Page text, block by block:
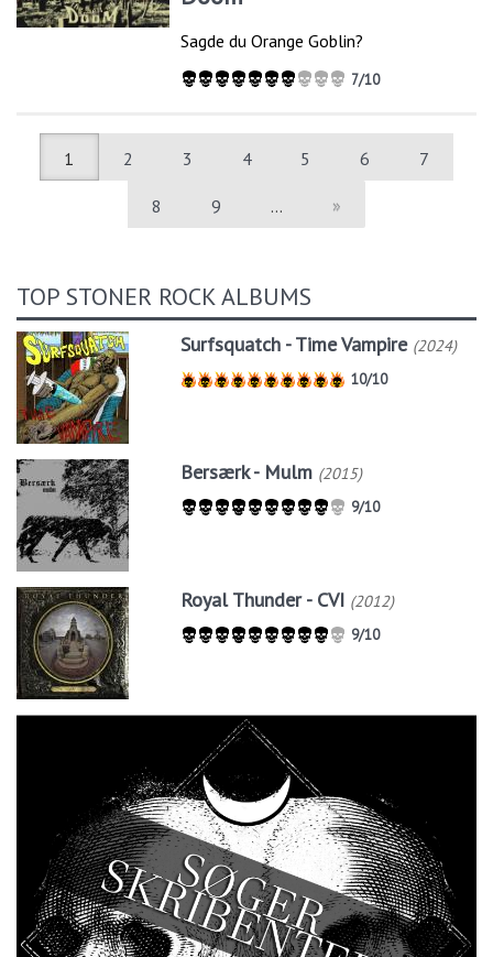
Sagde du Orange Goblin?
7/10
1 2 3 4 5 6 7
8 9 … »
TOP STONER ROCK ALBUMS
Surfsquatch - Time Vampire (2024)
10/10
Bersærk - Mulm (2015)
9/10
Royal Thunder - CVI (2012)
9/10